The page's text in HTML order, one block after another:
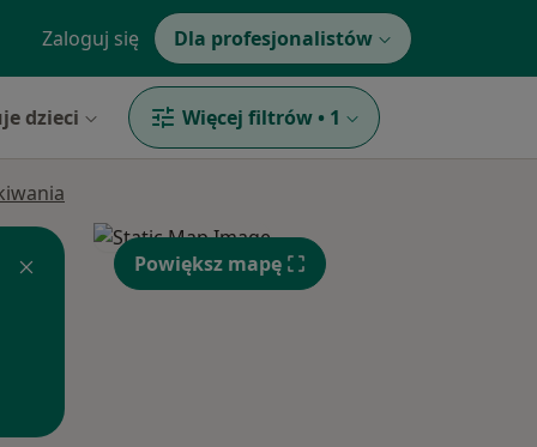
Zaloguj się Dla profesjonalistów
dzieci Więcej filtrów • 1
Powiększ mapę